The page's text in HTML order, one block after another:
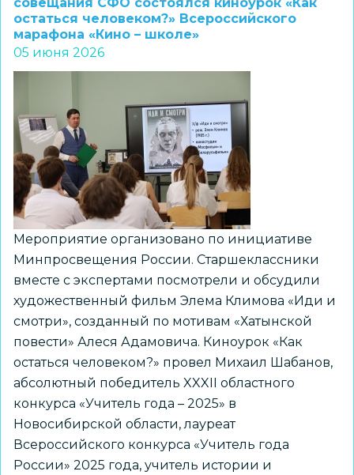
г.
Новосибирска
стали
финала
Всероссийской
игры
«Юнфлот»
остаться человеком?» Всероссийского
марафона «Кино – школе»
05 июня 2026
Мероприятие организовано по инициативе
Минпросвещения России. Старшеклассники
вместе с экспертами посмотрели и обсудили
художественный фильм Элема Климова «Иди и
смотри», созданный по мотивам «Хатынской
повести» Алеся Адамовича. Киноурок «Как
остаться человеком?» провел Михаил Шабанов,
абсолютный победитель XXXII областного
конкурса «Учитель года – 2025» в
Новосибирской области, лауреат
Всероссийского конкурса «Учитель года
России» 2025 года, учитель истории и